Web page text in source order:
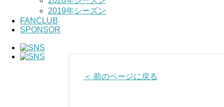
2019年シーズン
FANCLUB
SPONSOR
＜ 前のページに戻る